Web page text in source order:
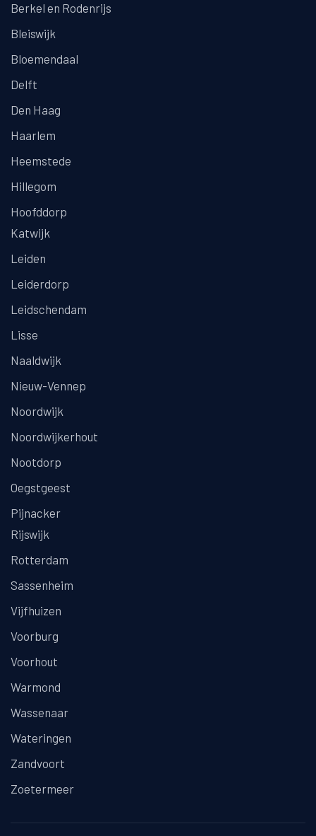
Berkel en Rodenrijs
Bleiswijk
Bloemendaal
Delft
Den Haag
Haarlem
Heemstede
Hillegom
Hoofddorp
Katwijk
Leiden
Leiderdorp
Leidschendam
Lisse
Naaldwijk
Nieuw-Vennep
Noordwijk
Noordwijkerhout
Nootdorp
Oegstgeest
Pijnacker
Rijswijk
Rotterdam
Sassenheim
Vijfhuizen
Voorburg
Voorhout
Warmond
Wassenaar
Wateringen
Zandvoort
Zoetermeer